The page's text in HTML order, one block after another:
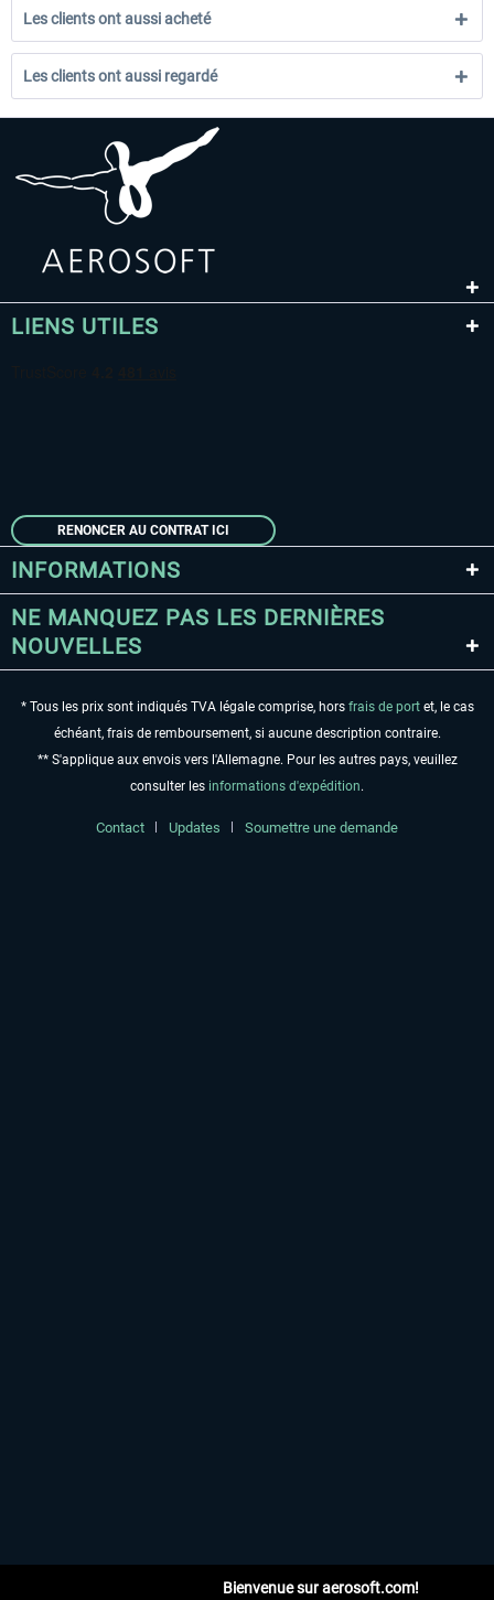
Les clients ont aussi acheté
Les clients ont aussi regardé
LIENS UTILES
RENONCER AU CONTRAT ICI
INFORMATIONS
NE MANQUEZ PAS LES DERNIÈRES
NOUVELLES
* Tous les prix sont indiqués TVA légale comprise, hors frais de portet, le cas
échéant, frais de remboursement, si aucune description contraire.
** S'applique aux envois vers l'Allemagne. Pour les autres pays, veuillez
consulter les informations d'expédition.
Contact Updates Soumettre une demande
Bienvenue sur aerosoft.com!